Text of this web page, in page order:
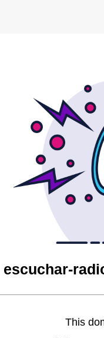
escuchar-
This